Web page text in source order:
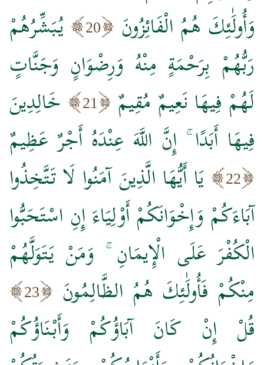
وَأُولَٰئِكَ هُمُ الْفَائِزُونَ
20
يُبَشِّرُهُمْ
رَبُّهُمْ بِرَحْمَةٍ مِنْهُ وَرِضْوَانٍ وَجَنَّاتٍ
لَهُمْ فِيهَا نَعِيمٌ مُقِيمٌ
21
خَالِدِينَ
فِيهَا أَبَدًا ۚ إِنَّ اللَّهَ عِنْدَهُ أَجْرٌ عَظِيمٌ
22
يَا أَيُّهَا الَّذِينَ آمَنُوا لَا تَتَّخِذُوا
آبَاءَكُمْ وَإِخْوَانَكُمْ أَوْلِيَاءَ إِنِ اسْتَحَبُّوا
الْكُفْرَ عَلَى الْإِيمَانِ ۚ وَمَنْ يَتَوَلَّهُمْ
مِنْكُمْ فَأُولَٰئِكَ هُمُ الظَّالِمُونَ
23
قُلْ إِنْ كَانَ آبَاؤُكُمْ وَأَبْنَاؤُكُمْ